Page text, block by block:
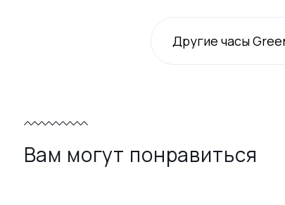
Другие часы
Вам могут понравиться